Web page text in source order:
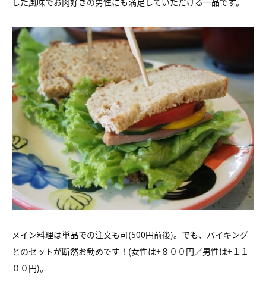
メイン料理は単品での注文も可(500円前後)。でも、バイキング
とのセットが断然お勧めです！(女性は+８００円／男性は+１１
００円)。